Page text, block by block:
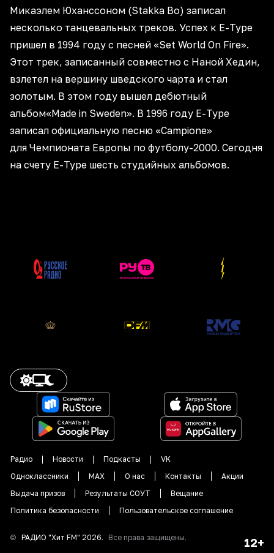
Микаэлем Юханссоном (Stakka Bo) записал
несколько танцевальных треков. Успех к E-Type
пришел в 1994 году с песней «Set World On Fire».
Этот трек, записанный совместно с Наной Хедин,
взлетел на вершину шведского чарта и стал
золотым. В этом году вышел дебютный
альбом«Made in Sweden». В 1996 году E-Type
записал официальную песню «Campione»
для Чемпионата Европы по футболу-2000. Сегодня
на счету E-Type шесть студийных альбомов.
Радио Новости Подкасты
VK
Одноклассники
MAX О нас Контакты
Акции
Выдача призов
Результаты СОУТ
Вещание
Политика безопасности
Пользовательское соглашение
© РАДИО "Хит FM" 2026. Все права защищены. 12+